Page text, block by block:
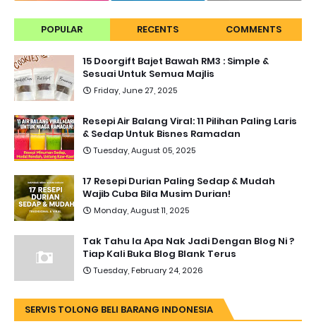
POPULAR RECENTS COMMENTS
15 Doorgift Bajet Bawah RM3 : Simple &
Sesuai Untuk Semua Majlis
Friday, June 27, 2025
Resepi Air Balang Viral: 11 Pilihan Paling Laris
& Sedap Untuk Bisnes Ramadan
Tuesday, August 05, 2025
17 Resepi Durian Paling Sedap & Mudah
Wajib Cuba Bila Musim Durian!
Monday, August 11, 2025
Tak Tahu la Apa Nak Jadi Dengan Blog Ni ?
Tiap Kali Buka Blog Blank Terus
Tuesday, February 24, 2026
SERVIS TOLONG BELI BARANG INDONESIA